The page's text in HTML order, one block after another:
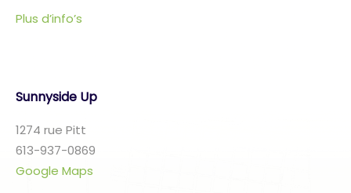
Plus d’info’s
Sunnyside Up
1274 rue Pitt
613-937-0869
Google Maps